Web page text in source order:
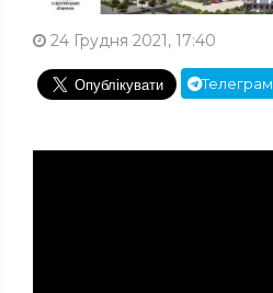
24 Грудня 2021, 17:40
Телеграм